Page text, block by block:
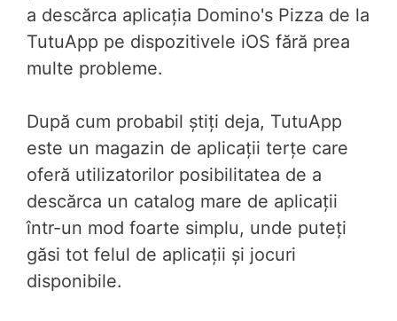
a descărca aplicația Domino's Pizza de la
TutuApp pe dispozitivele iOS fără prea
multe probleme.
După cum probabil știți deja, TutuApp
este un magazin de aplicații terțe care
oferă utilizatorilor posibilitatea de a
descărca un catalog mare de aplicații
într-un mod foarte simplu, unde puteți
găsi tot felul de aplicații și jocuri
disponibile.